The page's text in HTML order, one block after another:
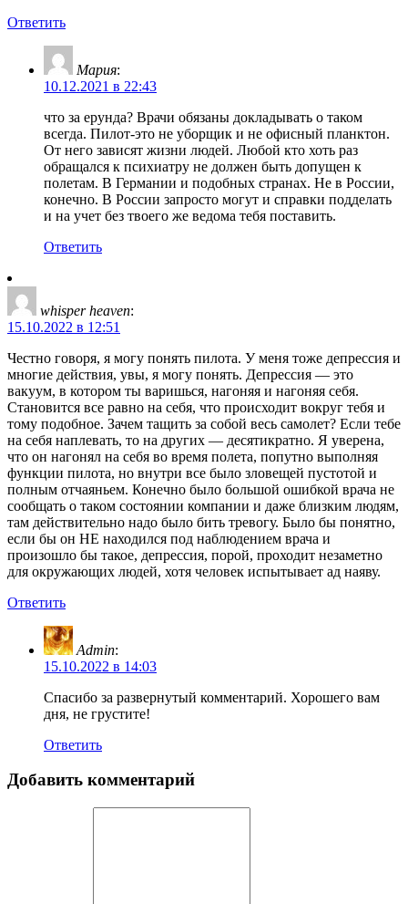
Ответить
Мария:
10.12.2021 в 22:43
что за ерунда? Врачи обязаны докладывать о таком
всегда. Пилот-это не уборщик и не офисный планктон.
От него зависят жизни людей. Любой кто хоть раз
обращался к психиатру не должен быть допущен к
полетам. В Германии и подобных странах. Не в России,
конечно. В России запросто могут и справки подделать
и на учет без твоего же ведома тебя поставить.
Ответить
whisper heaven:
15.10.2022 в 12:51
Честно говоря, я могу понять пилота. У меня тоже депрессия и
многие действия, увы, я могу понять. Депрессия — это
вакуум, в котором ты варишься, нагоняя и нагоняя себя.
Становится все равно на себя, что происходит вокруг тебя и
тому подобное. Зачем тащить за собой весь самолет? Если тебе
на себя наплевать, то на других — десятикратно. Я уверена,
что он нагонял на себя во время полета, попутно выполняя
функции пилота, но внутри все было зловещей пустотой и
полным отчаяньем. Конечно было большой ошибкой врача не
сообщать о таком состоянии компании и даже близким людям,
там действительно надо было бить тревогу. Было бы понятно,
если бы он НЕ находился под наблюдением врача и
произошло бы такое, депрессия, порой, проходит незаметно
для окружающих людей, хотя человек испытывает ад наяву.
Ответить
Admin:
15.10.2022 в 14:03
Спасибо за развернутый комментарий. Хорошего вам
дня, не грустите!
Ответить
Добавить комментарий